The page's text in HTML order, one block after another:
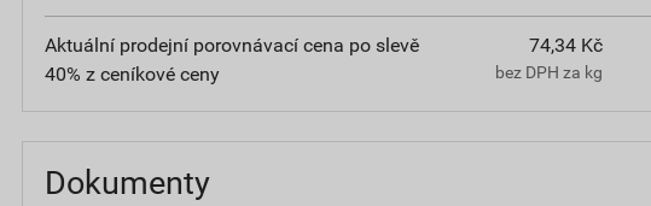
Aktuální prodejní porovnávací cena po slevě
40% z ceníkové ceny
74,34 Kč
bez DPH za kg
Dokumenty